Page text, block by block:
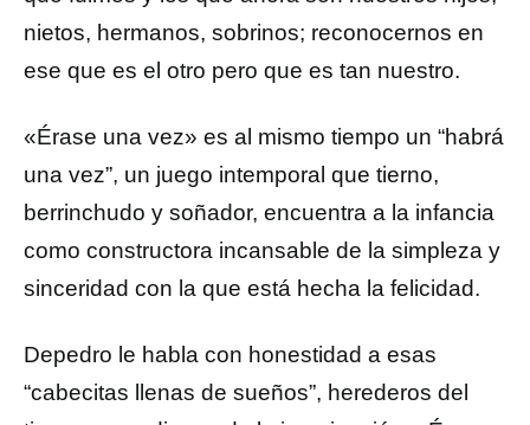
nietos, hermanos, sobrinos; reconocernos en
ese que es el otro pero que es tan nuestro.
«Érase una vez» es al mismo tiempo un “habrá
una vez”, un juego intemporal que tierno,
berrinchudo y soñador, encuentra a la infancia
como constructora incansable de la simpleza y
sinceridad con la que está hecha la felicidad.
Depedro le habla con honestidad a esas
“cabecitas llenas de sueños”, herederos del